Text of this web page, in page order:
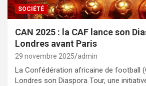
SOCIÉTÉ
CAN 2025 : la CAF lance son
Londres avant Paris
29 novembre 2025 admin
La Confédération africaine de football
Londres son Diaspora Tour, une